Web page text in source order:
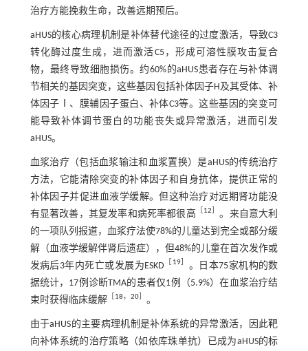
治疗方能挽救生命，改善远期预后。
aHUS的核心病理机制是补体替代途径的过度激活，导致C3
转化酶过度生成，进而激活C5，形成可溶性膜攻击复合
物，最终导致细胞损伤。约60%的aHUS患者存在与补体调
节相关的基因突变，这些基因包括补体因子H及其受体、补
体因子Ⅰ、膜辅因子蛋白、补体C3等。这些基因的突变可
能导致补体调节蛋白的功能丧失或异常激活，进而引发
aHUS。
血浆治疗（包括血浆输注和血浆置换）是aHUS的传统治疗
方法，它能清除突变的补体因子和自身抗体，提供正常的
补体因子并促进血液学缓解。但这种治疗对远期肾功能没
有显著改善，其复发率和病死率都很高［12］ 。来自意大利
的一项队列报道，血浆疗法使78%的儿童达到完全或部分缓
解（血液学缓解伴肾后遗症），但48%的儿童在首次发作或
发病后3年内死亡或发展为ESKD ［ 19］ 。日本75家机构的数
据统计，17例诊断TMA的患者仅1例（5.9%）在血浆治疗结
束时获得临床缓解 ［18， 20］ 。
由于aHUS的主要病理机制是补体系统的异常激活，因此靶
向补体系统的治疗策略（如依库珠单抗）已成为aHUS的标